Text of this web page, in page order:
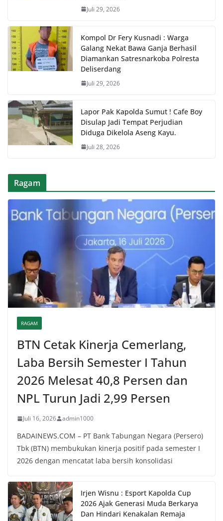
Juli 29, 2026
Kompol Dr Fery Kusnadi : Warga
Galang Nekat Bawa Ganja Berhasil
Diamankan Satresnarkoba Polresta
Deliserdang
Juli 29, 2026
Lapor Pak Kapolda Sumut ! Cafe Boy
Disulap Jadi Tempat Perjudian
Diduga Dikelola Aseng Kayu.
Juli 28, 2026
Ragam
RAGAM
BTN Cetak Kinerja Cemerlang,
Laba Bersih Semester I Tahun
2026 Melesat 40,8 Persen dan
NPL Turun Jadi 2,99 Persen
Juli 16, 2026 admin1000
BADAINEWS.COM – PT Bank Tabungan Negara (Persero)
Tbk (BTN) membukukan kinerja positif pada semester I
2026 dengan mencatat laba bersih konsolidasi
Irjen Wisnu : Esport Kapolda Cup
2026 Ajak Generasi Muda Berkarya
Dan Hindari Kenakalan Remaja